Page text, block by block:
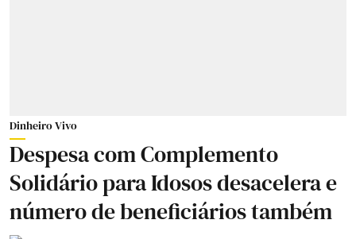
Dinheiro Vivo
Despesa com Complemento
Solidário para Idosos desacelera e
número de beneficiários também